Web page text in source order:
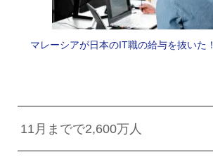
マレーシアが日本のIT職の給与を抜いた！
11月までで2,600万人